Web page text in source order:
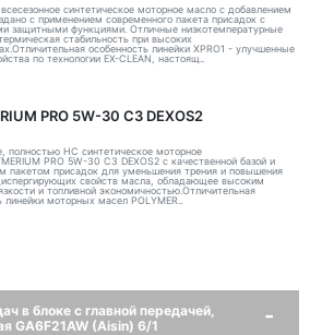
синтетическое моторное масло с добавлением
с применением современного пакета присадок с
защитными функциями. Отличные низкотемпературные
стабильность при высоких
особенность линейки XPRO1 - улучшенные
по технологии EX-CLEAN, настоящ..
PRO 5W-30 C3 DEXOS2
полностью HC синтетическое моторное
PRO 5W-30 C3 DEXOS2 с качественной базой и
пакетом присадок для уменьшения трения и повышения
свойств масла, обладающее высоким
и топливной экономичностью.Отличительная
линейки моторных масел POLYMER..
в блоке с главной передачей,
GA6F21AW (Aisin) 6/1